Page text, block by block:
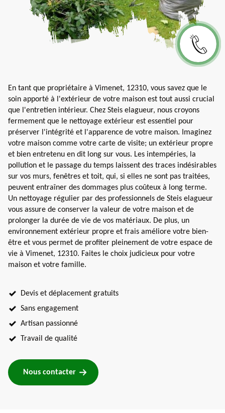
En tant que propriétaire à Vimenet, 12310, vous savez que le
soin apporté à l'extérieur de votre maison est tout aussi crucial
que l'entretien intérieur. Chez Steis elagueur, nous croyons
fermement que le nettoyage extérieur est essentiel pour
préserver l'intégrité et l'apparence de votre maison. Imaginez
votre maison comme votre carte de visite; un extérieur propre
et bien entretenu en dit long sur vous. Les intempéries, la
pollution et le passage du temps laissent des traces indésirables
sur vos murs, fenêtres et toit, qui, si elles ne sont pas traitées,
peuvent entraîner des dommages plus coûteux à long terme.
Un nettoyage régulier par des professionnels de Steis elagueur
vous assure de conserver la valeur de votre maison et de
prolonger la durée de vie de vos matériaux. De plus, un
environnement extérieur propre et frais améliore votre bien-
être et vous permet de profiter pleinement de votre espace de
vie à Vimenet, 12310. Faites le choix judicieux pour votre
maison et votre famille.
Devis et déplacement gratuits
Sans engagement
Artisan passionné
Travail de qualité
Nous contacter